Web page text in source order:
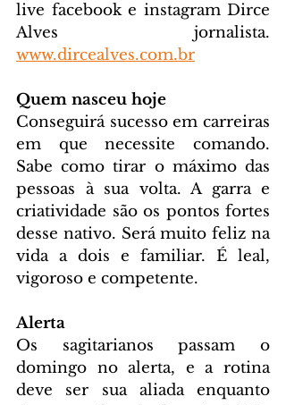
live facebook e instagram Dirce
www.dircealves.com.br
Quem nasceu hoje
Conseguirá sucesso em carreiras
em que necessite comando.
Sabe como tirar o máximo das
pessoas à sua volta. A garra e
criatividade são os pontos fortes
desse nativo. Será muito feliz na
vida a dois e familiar. É leal,
vigoroso e competente.
Alerta
Os sagitarianos passam o
domingo no alerta, e a rotina
deve ser sua aliada enquanto